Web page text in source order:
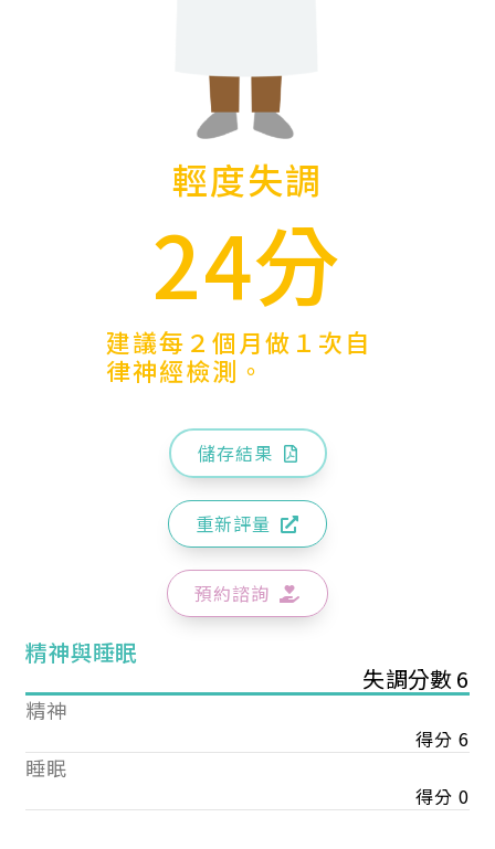
輕度失調
24分
建議每２個月做１次自
律神經檢測。
儲存結果
重新評量
預約諮詢
精神與睡眠
失調分數 6
精神
得分 6
睡眠
得分 0